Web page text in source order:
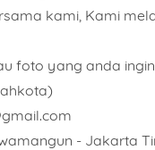
kami, Kami
foto yang anda
- Jakarta